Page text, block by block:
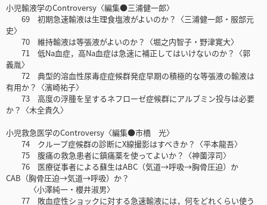
小児輸液学のControversy〈編集●三浦健一郎〉
69 初期急速輸液は生理食塩液がよいのか？〈三浦健一郎・服部元
史〉
70 維持輸液は等張液がよいのか？〈堀之内智子・野津寛大〉
71 低Na血症，高Na血症は急速に補正してはいけないのか？〈郭
義胤〉
72 典型的溶血性尿毒症症候群発症早期の積極的な等張液の輸液は
有用か？〈濱崎祐子〉
73 高度の浮腫を呈するネフローゼ症候群にアルブミン投与は必要
か？〈木全貴久〉
小児救急医学のControversy〈編集●市橋 光〉
74 クループ症候群の診断にX線撮影はすべきか？〈平本龍吾〉
75 腹痛の救急患者に鎮痛薬を使ってよいか？〈神薗淳司〉
76 医療従事者による蘇生はABC（気道→呼吸→胸骨圧迫）か
CAB（胸骨圧迫→気道→呼吸）か？
〈小澤純一・櫻井淑男〉
77 敗血症性ショックに対する急速輸液には，何をどれくらい使う